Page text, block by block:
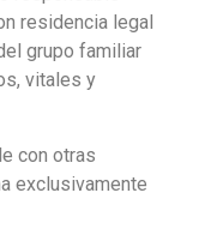
residencia legal
grupo familiar
vitales y
con otras
exclusivamente